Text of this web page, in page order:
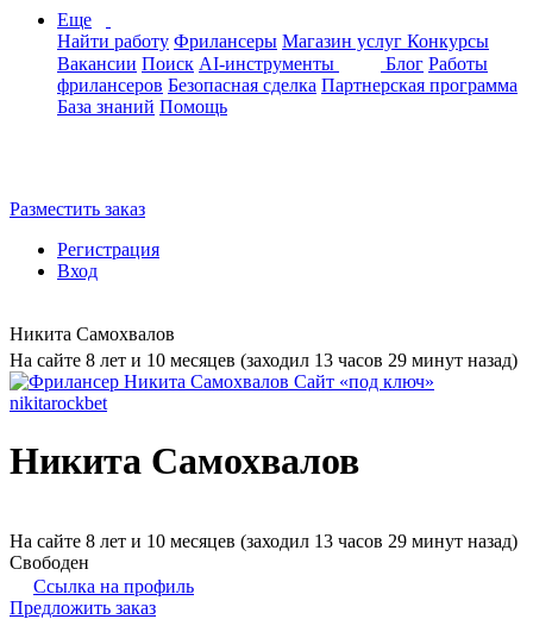
Еще
Найти работу Фрилансеры Магазин услуг Конкурсы
Вакансии Поиск AI-инструменты Блог Работы
фрилансеров Безопасная сделка Партнерская программа
База знаний Помощь
Разместить заказ
Регистрация
Вход
Никита Самохвалов
На сайте 8 лет и 10 месяцев (заходил 13 часов 29 минут назад)
Никита Самохвалов
На сайте 8 лет и 10 месяцев (заходил 13 часов 29 минут назад)
Свободен
Ссылка на профиль
Предложить заказ